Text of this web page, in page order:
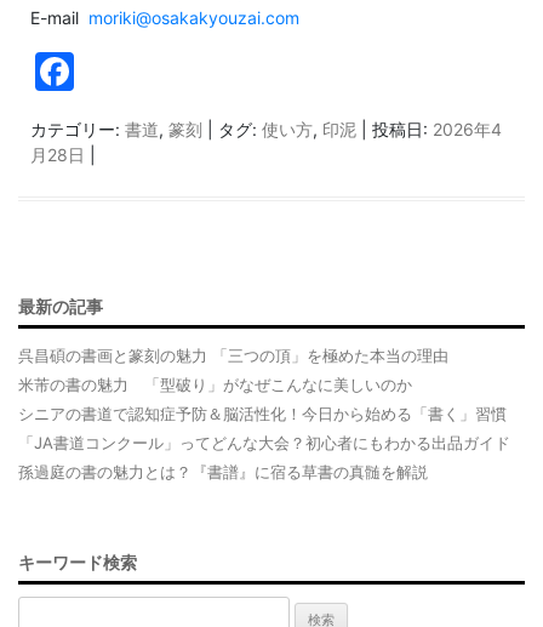
E-mail moriki@osakakyouzai.com
a
c
o
k
カテゴリー: 書道, 篆刻 | タグ: 使い方, 印泥 | 投稿日: 2026年4
月28日
最新の記事
呉昌碩の書画と篆刻の魅力 「三つの頂」を極めた本当の理由
米芾の書の魅力 「型破り」がなぜこんなに美しいのか
シニアの書道で認知症予防＆脳活性化！今日から始める「書く」習慣
「JA書道コンクール」ってどんな大会？初心者にもわかる出品ガイド
孫過庭の書の魅力とは？『書譜』に宿る草書の真髄を解説
キーワード検索